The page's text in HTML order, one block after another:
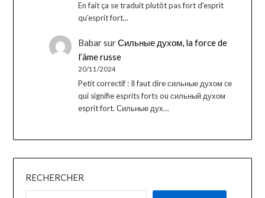
En fait ça se traduit plutôt pas fort d'esprit
qu'esprit fort...
BabarsurСильные духом, la force de
l’âme russe
20/11/2024
Petit correctif : Il faut dire сильные духом ce
qui signifie esprits forts ou сильный духом
esprit fort. Сильные дух…
RECHERCHER